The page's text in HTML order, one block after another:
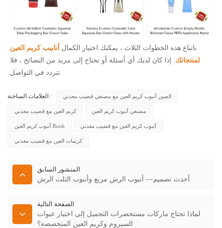
باتباع هذه الخطوات الثلاث ، يمكنك اختيار الكمال أنابيب كريم العين
لمنتجاتك . إذا كان لديك أي أسئلة أو تحتاج إلى مزيد من النصائح ، فلا
العلامات الساخنة : الصين أنبوب كريم العين مع مصنعي قضيب معدني
كريم العين مع قضيب معدني مصنعي أنبوب كريم العين
أنبوب كريم العين Runk أنبوب كريم العين مع قضيب معدني
كريمات العين مع قضيب معدني
المنشور السابق
أحدث تصميم--- أنبوب الرش مربع وأنبوب الثلث الرش
الصفحة التالية
لماذا تحتاج ماركات مستحضرات التجميل إلى اختيار عبوات
السيروم وكريم العين المتخصصة؟